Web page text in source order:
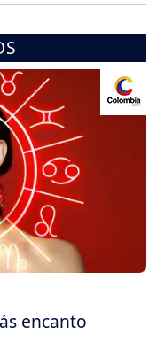
encanto